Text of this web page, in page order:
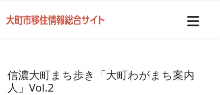
信濃大町まち歩き「大町わがまち案内
人」Vol.2